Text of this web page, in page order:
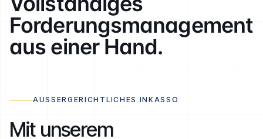
Forderungs­management
aus einer Hand.
AUSSERGERICHTLICHES INKASSO
Mit unserem